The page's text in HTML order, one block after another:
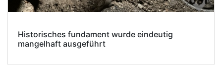
Historisches fundament wurde eindeutig
mangelhaft ausgeführt